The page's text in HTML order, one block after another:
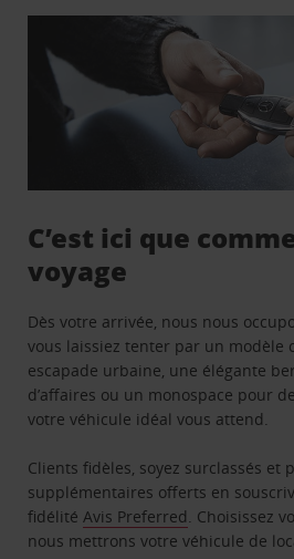
C’est ici que
voyage
Dès votre arrivée, nous nous
vous laissiez tenter par un modèle
escapade urbaine, une élégante
d’affaires ou un monospace pour
votre véhicule idéal vous attend.
Clients fidèles, soyez surclassés et
supplémentaires offerts en
fidélitéAvis Preferred. Choisissez
nous mettrons votre véhicule de